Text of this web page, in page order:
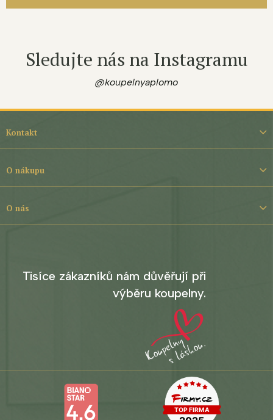
Sledujte nás na Instagramu
@koupelnyaplomo
Z
í
Kontakt
O nákupu
O nás
Tisíce zákazníků nám důvěřují při
výběru koupelny.